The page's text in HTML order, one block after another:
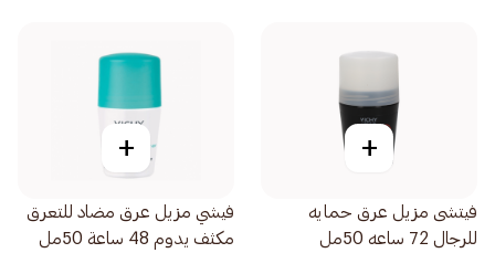
+
فيتشى مزيل عرق حمايه
للرجال 72 ساعه 50مل
+
فيشي مزيل عرق مضاد للتعرق
مكثف يدوم 48 ساعة 50مل